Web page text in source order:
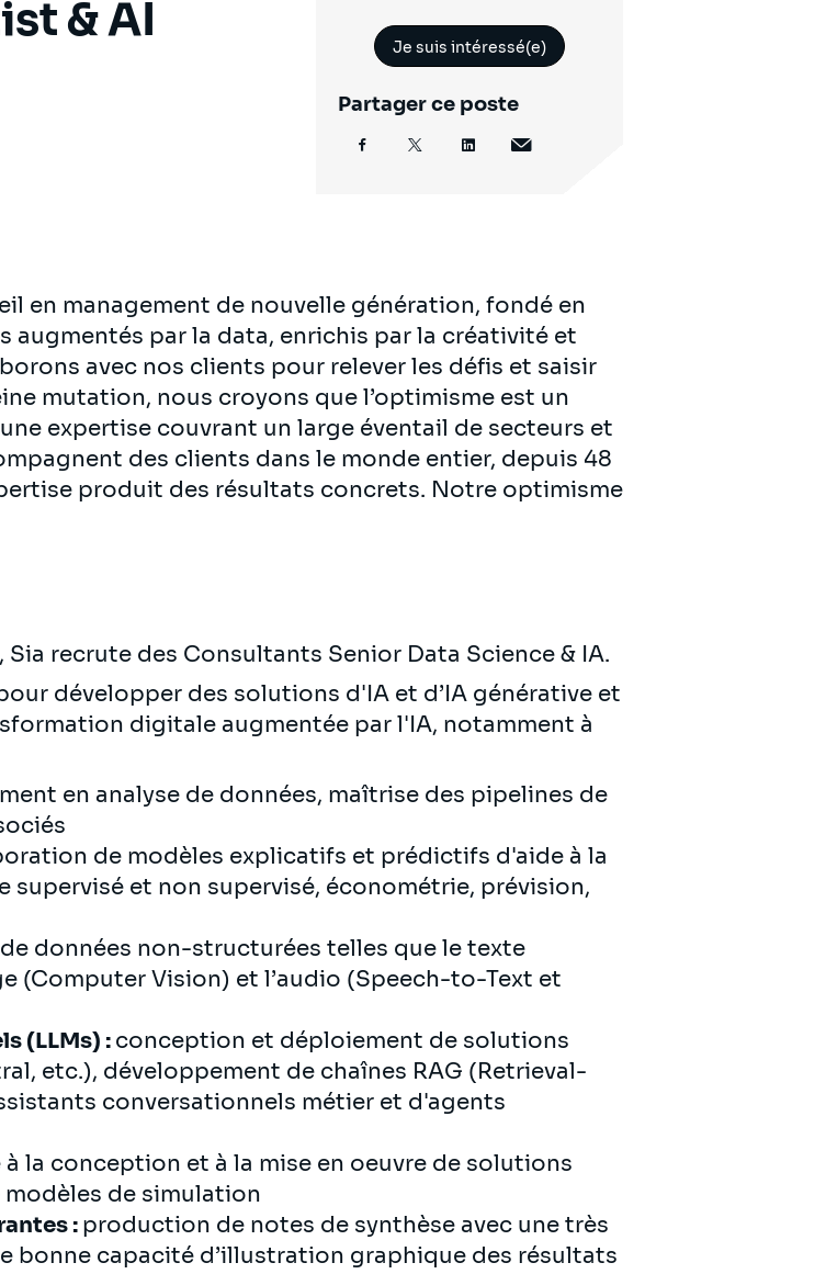
& AI
Je suis intéressé(e)
Partager ce poste
en management de nouvelle génération, fondé en
augmentés par la data, enrichis par la créativité et
avec nos clients pour relever les défis et saisir
mutation, nous croyons que l’optimisme est un
expertise couvrant un large éventail de secteurs et
des clients dans le monde entier, depuis 48
produit des résultats concrets. Notre optimisme
recrute des Consultants Senior Data Science & IA.
développer des solutions d'IA et d’IA générative et
digitale augmentée par l'IA, notamment à
en analyse de données, maîtrise des pipelines de
de modèles explicatifs et prédictifs d'aide à la
et non supervisé, économétrie, prévision,
données non-structurées telles que le texte
(Computer Vision) et l’audio (Speech-to-Text et
(LLMs) : conception et déploiement de solutions
etc.), développement de chaînes RAG (Retrieval-
conversationnels métier et d'agents
à la conception et à la mise en oeuvre de solutions
de simulation
:production de notes de synthèse avec une très
bonne capacité d’illustration graphique des résultats